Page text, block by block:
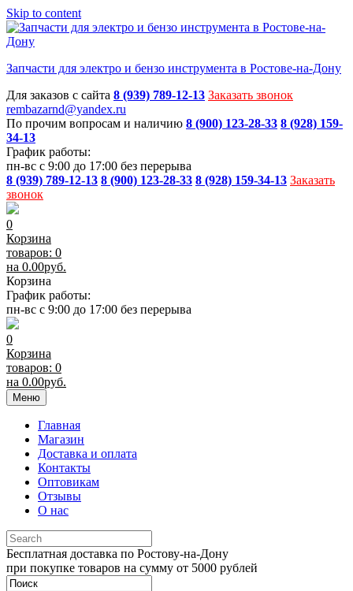
Skip to content
Запчасти для электро и бензо инструмента в Ростове-на-Дону
Для заказов с сайта 8 (939) 789-12-13 Заказать звонок
rembazarnd@yandex.ru
По прочим вопросам и наличию 8 (900) 123-28-33 8 (928) 159-
34-13
График работы:
пн-вс с 9:00 до 17:00 без перерыва
8 (939) 789-12-13 8 (900) 123-28-33 8 (928) 159-34-13 Заказать
звонок
0
Корзина
товаров: 0
на 0.00руб.
Корзина
График работы:
пн-вс с 9:00 до 17:00 без перерыва
0
Корзина
товаров: 0
на 0.00руб.
Меню
Главная
Магазин
Доставка и оплата
Контакты
Оптовикам
Отзывы
О нас
Бесплатная доставка по Ростову-на-Дону
при покупке товаров на сумму от 5000 рублей